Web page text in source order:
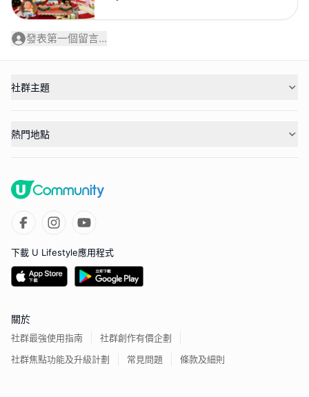
發表第一個留言...
社群主題
熱門地點
下載 U Lifestyle應用程式
關於
社群最強使用指南
社群創作有價企劃
社群焦點功能及升級計劃
常見問題 條款及細則